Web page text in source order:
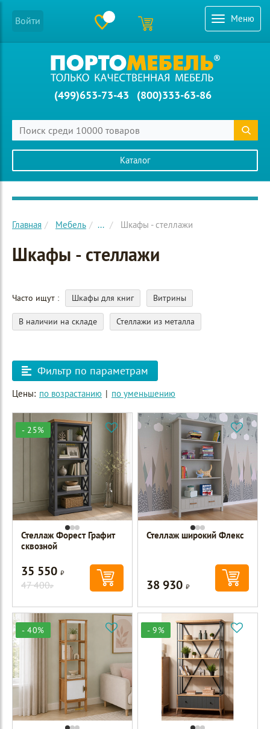
Меню
Войти
(499)653-73-43 (800)333-63-86
Каталог
Главное меню сайта
Главная Мебель ... Шкафы - стеллажи
Шкафы - стеллажи
Часто ищут Шкафы для книг Витрины
В наличии на складе Стеллажи из металла
Фильтр по параметрам
Цены: по возрастанию | по уменьшению
- 25%
Стеллаж Форест Графит
сквозной
35 550Р
47 400Р
Стеллаж широкий Флекс
38 930Р
- 40% - 9%